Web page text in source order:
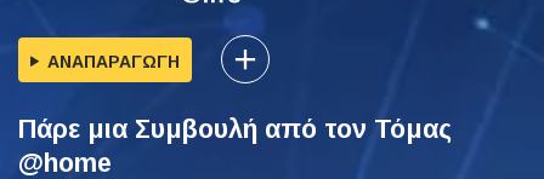
ΑΝΑΠΑΡΑΓΩΓΗ
Πάρε μια Συμβουλή από τον Τόμας
@home